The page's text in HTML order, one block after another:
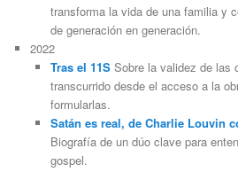
transforma la vida de una familia y
de generación en generación.
2022
Tras el 11SSobre la validez de las
transcurrido desde el acceso a la
formularlas.
Satán es real, de Charlie Louvin
Biografía de un dúo clave para
gospel.